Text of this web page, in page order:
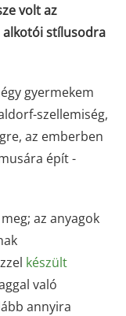
volt az
alkotói stílusodra
gyermekem
szellemiség,
az emberben
épít -
az anyagok
készült
való
annyira